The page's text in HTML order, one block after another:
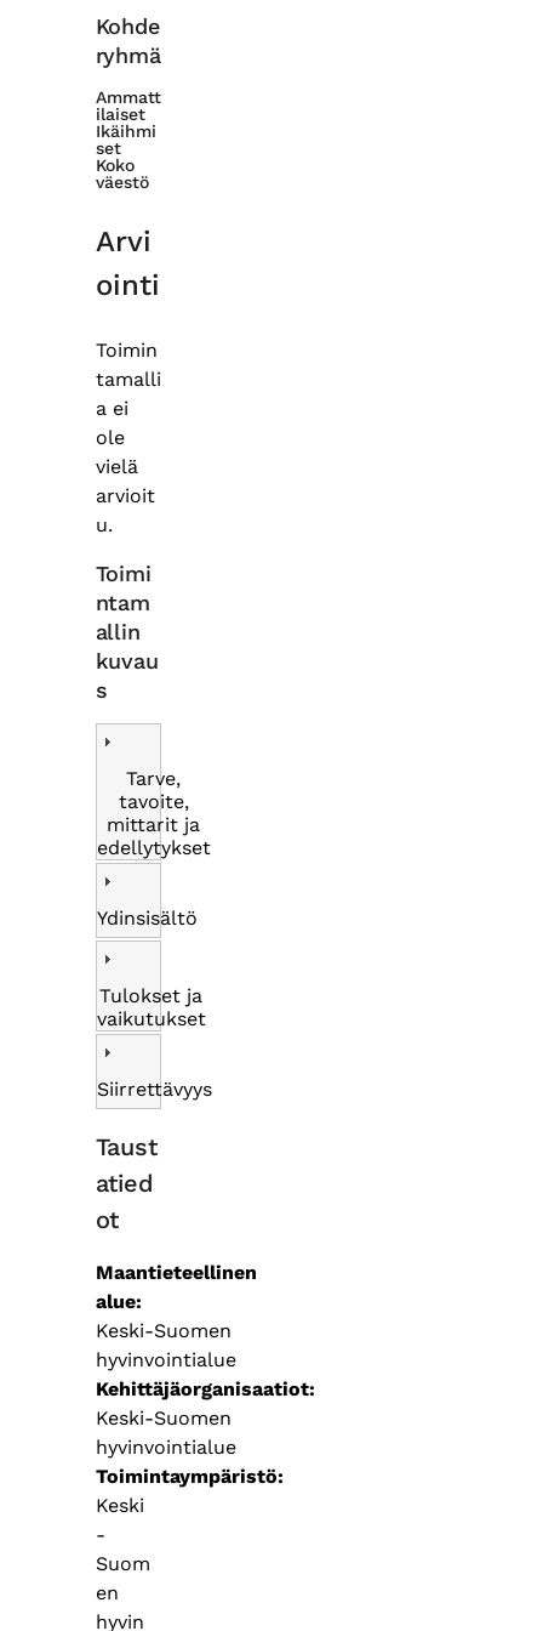
Kohde
ryhmä
Ammatt
ilaiset
Ikäihmi
set
Koko
väestö
Arvi
ointi
Toimin
tamalli
a ei
ole
vielä
arvioit
u.
Toimi
ntam
allin
kuvau
s
Tarve,
tavoite,
mittarit ja
edellytykset
Ydinsisältö
Tulokset ja
vaikutukset
Siirrettävyys
Taust
atied
ot
Maantieteellinen
alue
Keski-Suomen
hyvinvointialue
Kehittäjäorganisaatiot
Keski-Suomen
hyvinvointialue
Toimintaympäristö
Keski
-
Suom
en
hyvin